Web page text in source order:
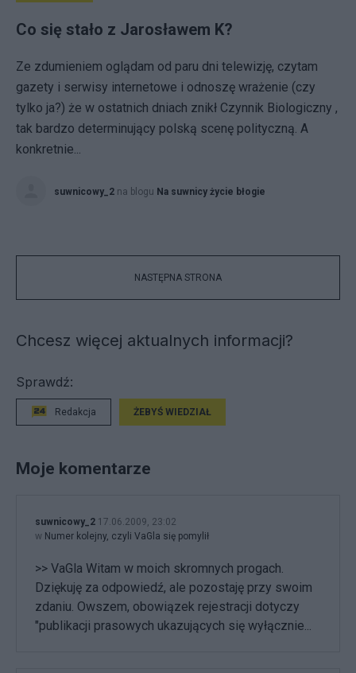
Co się stało z Jarosławem K?
Ze zdumieniem oglądam od paru dni telewizję, czytam
gazety i serwisy internetowe i odnoszę wrażenie (czy
tylko ja?) że w ostatnich dniach znikł Czynnik Biologiczny ,
tak bardzo determinujący polską scenę polityczną. A
konkretnie...
suwnicowy_2 na blogu Na suwnicy życie błogie
NASTĘPNA STRONA
Chcesz więcej aktualnych informacji?
Sprawdź:
Redakcja ŻEBYŚ WIEDZIAŁ
Moje komentarze
suwnicowy_2 17.06.2009, 23:02
w Numer kolejny, czyli VaGla się pomylił
>> VaGla Witam w moich skromnych progach.
Dziękuję za odpowiedź, ale pozostaję przy swoim
zdaniu. Owszem, obowiązek rejestracji dotyczy
"publikacji prasowych ukazujących się wyłącznie...